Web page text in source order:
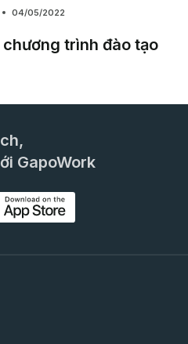
04/05/2022
trình đào tạo
GapoWork